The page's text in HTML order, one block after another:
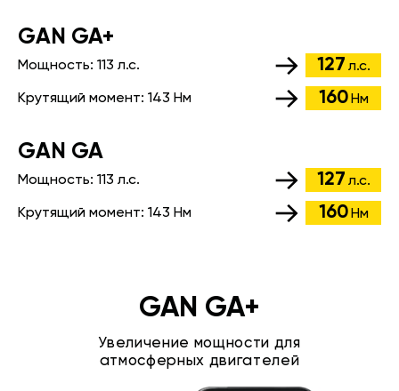
GАN GA+
Мощность: 113 л.с. 127 л.с.
Крутящий момент: 143 Нм 160 Нм
GАN GA
Мощность: 113 л.с. 127 л.с.
Крутящий момент: 143 Нм 160 Нм
GAN GA+
Увеличение мощности для
атмосферных двигателей